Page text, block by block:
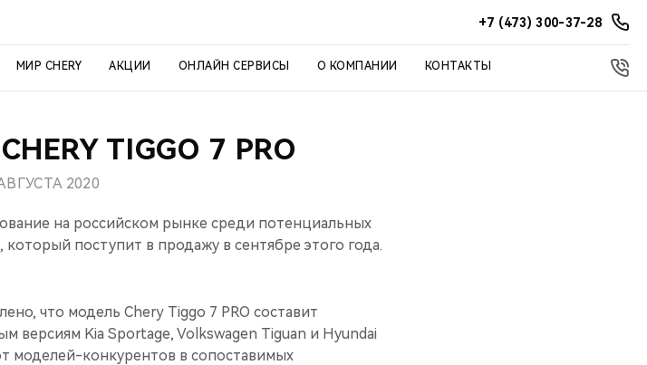
+7 (473) 300-37-28
МИР CHERY АКЦИИ ОНЛАЙН СЕРВИСЫ О КОМПАНИИ КОНТАКТЫ
TIGGO 7 PRO
2020
на российском рынке среди потенциальных
который поступит в продажу в сентябре этого года.
что модель Chery Tiggo 7 PRO составит
Kia Sportage, Volkswagen Tiguan и Hyundai
моделей-конкурентов в сопоставимых